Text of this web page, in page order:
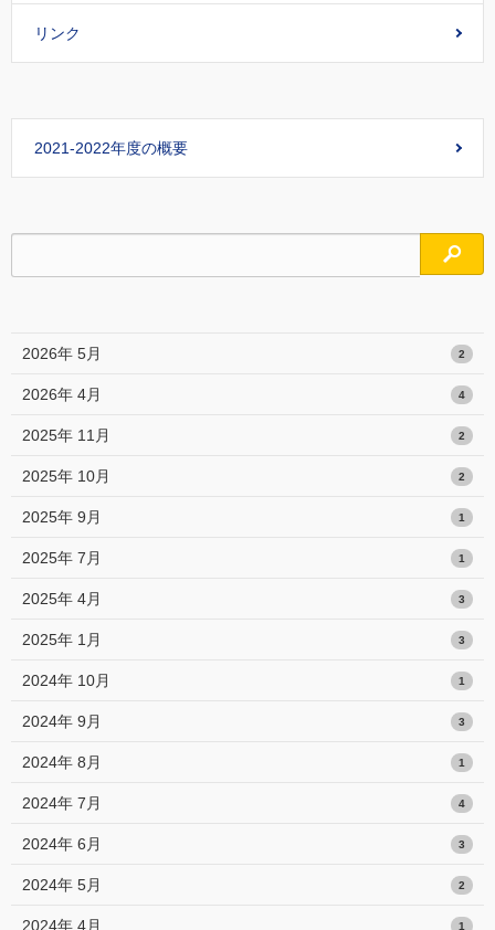
リンク
2021-2022年度の概要
検索
2026年 5月 2
2026年 4月 4
2025年 11月 2
2025年 10月 2
2025年 9月 1
2025年 7月 1
2025年 4月 3
2025年 1月 3
2024年 10月 1
2024年 9月 3
2024年 8月 1
2024年 7月 4
2024年 6月 3
2024年 5月 2
2024年 4月 1